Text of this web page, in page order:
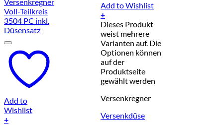
Add to
Wishlist
+
Add to Wishlist
+
Dieses Produkt
weist mehrere
Varianten auf. Die
Optionen können
auf der
Produktseite
gewählt werden
Versenkregner
Versenkdüse